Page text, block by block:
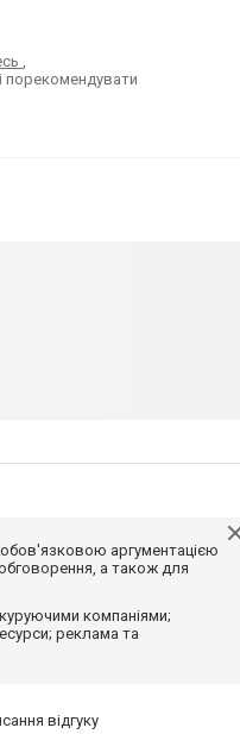
порекомендувати
аргументацією
а також для
компаніями;
реклама та
відгуку